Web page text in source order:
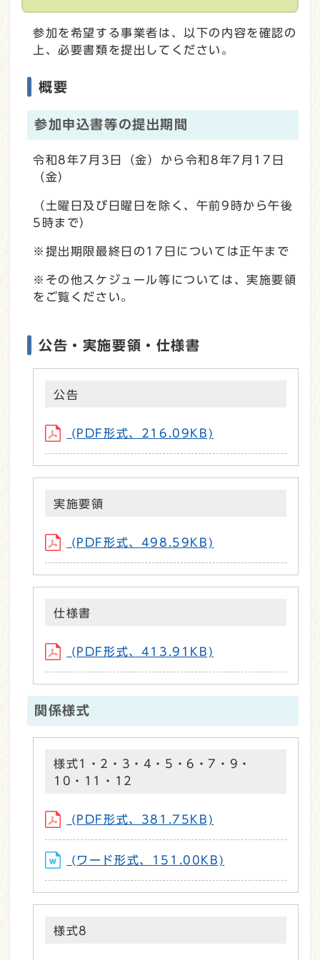
参加を希望する事業者は、以下の内容を確認の
上、必要書類を提出してください。
概要
参加申込書等の提出期間
令和8年7月3日（金）から令和8年7月17日
（金）
（土曜日及び日曜日を除く、午前9時から午後
5時まで）
※提出期限最終日の17日については正午まで
※その他スケジュール等については、実施要領
をご覧ください。
公告・実施要領・仕様書
公告
(PDF形式、216.09KB)
実施要領
(PDF形式、498.59KB)
仕様書
(PDF形式、413.91KB)
関係様式
様式1・2・3・4・5・6・7・9・
10・11・12
(PDF形式、381.75KB)
(ワード形式、151.00KB)
様式8